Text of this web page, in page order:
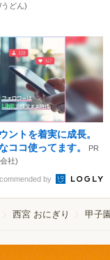
どん)
ントを着実に成長。
ココ使ってます。
PR
社)
by
西宮 おにぎり 甲子